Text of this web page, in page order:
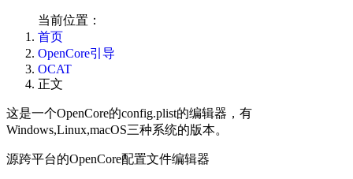
当前位置：
首页
OpenCore引导
OCAT
正文
这是一个OpenCore的config.plist的编辑器，有
Windows,Linux,macOS三种系统的版本。
源跨平台的OpenCore配置文件编辑器